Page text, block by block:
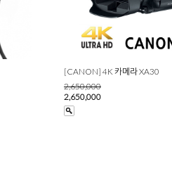
[CANON] 4K 카메라 XA30
2,650,000
2,650,000